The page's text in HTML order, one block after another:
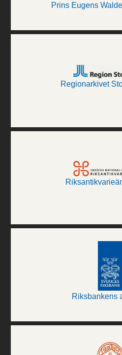
Prins Eugens
Regionarkivet
Riksbankens